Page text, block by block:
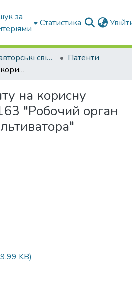
за
Статистика
Патенти та авторські свідоцтва
Патенти
Опис до патенту на корисну модель № 24163 "Робочий орган просапного культиватора"
на корисну
"Робочий орган
KB)